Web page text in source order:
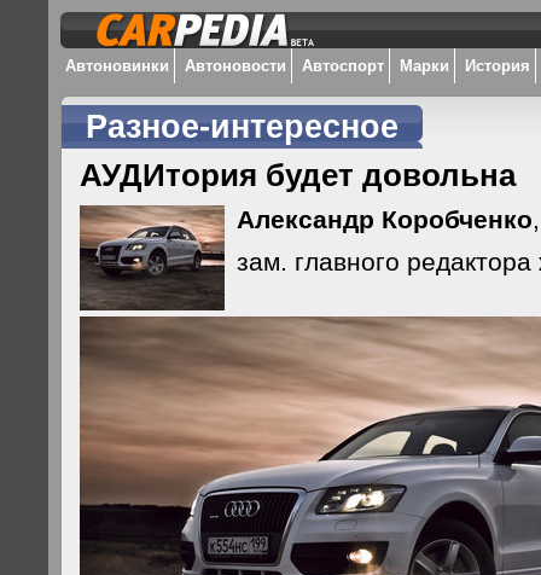
Автоновинки Автоновости Автоспорт Марки История
Разное-интересное
АУДИтория будет довольна
Александр Коробченко,
зам. главного